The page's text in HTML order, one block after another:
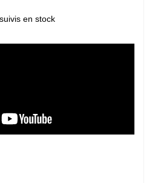
en stock